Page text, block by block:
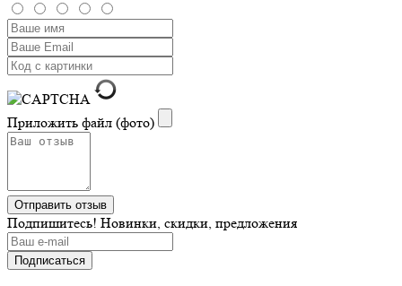
Приложить файл (фото)
Подпишитесь! Новинки, скидки, предложения